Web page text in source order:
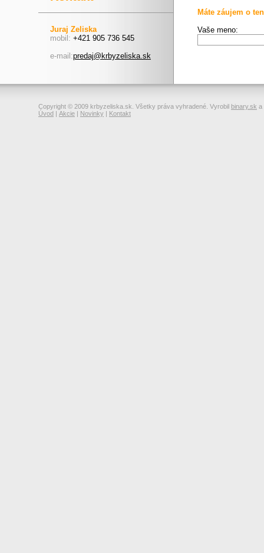
Juraj Zeliska
mobil: +421 905 736 545
e-mail:predaj@krbyzeliska.sk
Máte záujem o
Vaše meno:
Copyright © 2009 krbyzeliska.sk. Všetky práva vyhradené. Vyrobil binary.sk a
Úvod | Akcie | Novinky | Kontakt